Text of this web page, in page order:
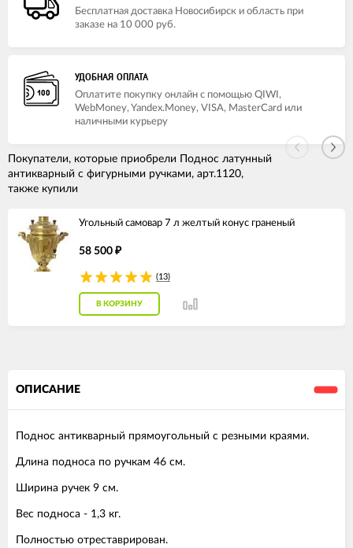
Бесплатная доставка Новосибирск и область при
заказе на 10 000 руб.
УДОБНАЯ ОПЛАТА
Оплатите покупку онлайн с помощью QIWI,
WebMoney, Yandex.Money, VISA, MasterCard или
наличными курьеру
Покупатели, которые приобрели Поднос латунный
антикварный с фигурными ручками, арт.1120,
также купили
Угольный самовар 7 л желтый конус граненый
58 500 ₽
(13)
В КОРЗИНУ
ОПИСАНИЕ
Поднос антикварный прямоугольный с резными краями.
Длина подноса по ручкам 46 см.
Ширина ручек 9 см.
Вес подноса - 1,3 кг.
Полностью отреставрирован.